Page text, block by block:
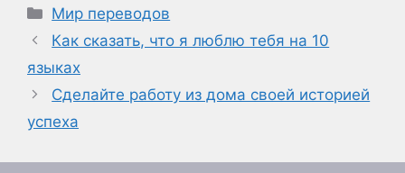
Рубрики
Мир переводов
Как сказать, что я люблю тебя на 10
языках
Сделайте работу из дома своей историей
успеха